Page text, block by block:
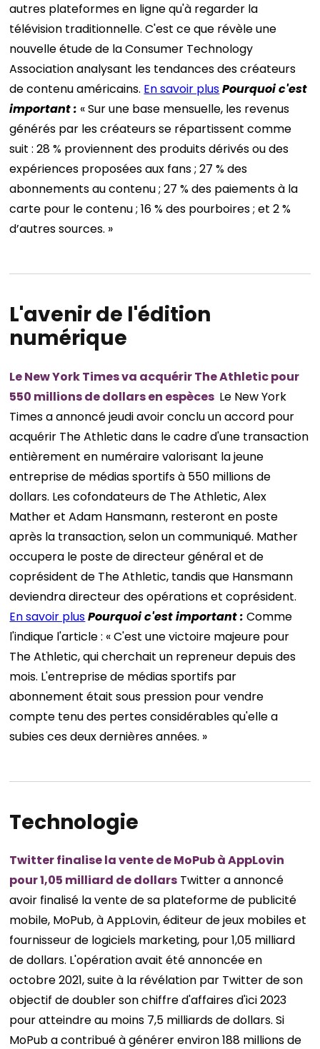
autres plateformes en ligne qu'à regarder la
télévision traditionnelle. C'est ce que révèle une
nouvelle étude de la Consumer Technology
Association analysant les tendances des créateurs
de contenu américains. En savoir plusPourquoi c'est
important : « Sur une base mensuelle, les revenus
générés par les créateurs se répartissent comme
suit : 28 % proviennent des produits dérivés ou des
expériences proposées aux fans ; 27 % des
abonnements au contenu ; 27 % des paiements à la
carte pour le contenu ; 16 % des pourboires ; et 2 %
d’autres sources. »
L'avenir de l'édition
numérique
Le New York Times va acquérir The Athletic pour
550 millions de dollars en espèces Le New York
Times a annoncé jeudi avoir conclu un accord pour
acquérir The Athletic dans le cadre d'une transaction
entièrement en numéraire valorisant la jeune
entreprise de médias sportifs à 550 millions de
dollars. Les cofondateurs de The Athletic, Alex
Mather et Adam Hansmann, resteront en poste
après la transaction, selon un communiqué. Mather
occupera le poste de directeur général et de
coprésident de The Athletic, tandis que Hansmann
deviendra directeur des opérations et coprésident.
En savoir plusPourquoi c'est important :Comme
l'indique l'article : « C'est une victoire majeure pour
The Athletic, qui cherchait un repreneur depuis des
mois. L'entreprise de médias sportifs par
abonnement était sous pression pour vendre
compte tenu des pertes considérables qu'elle a
subies ces deux dernières années. »
Technologie
Twitter finalise la vente de MoPub à AppLovin
pour 1,05 milliard de dollars Twitter a annoncé
avoir finalisé la vente de sa plateforme de publicité
mobile, MoPub, à AppLovin, éditeur de jeux mobiles et
fournisseur de logiciels marketing, pour 1,05 milliard
de dollars. L'opération avait été annoncée en
octobre 2021, suite à la révélation par Twitter de son
objectif de doubler son chiffre d'affaires d'ici 2023
pour atteindre au moins 7,5 milliards de dollars. Si
MoPub a contribué à générer environ 188 millions de